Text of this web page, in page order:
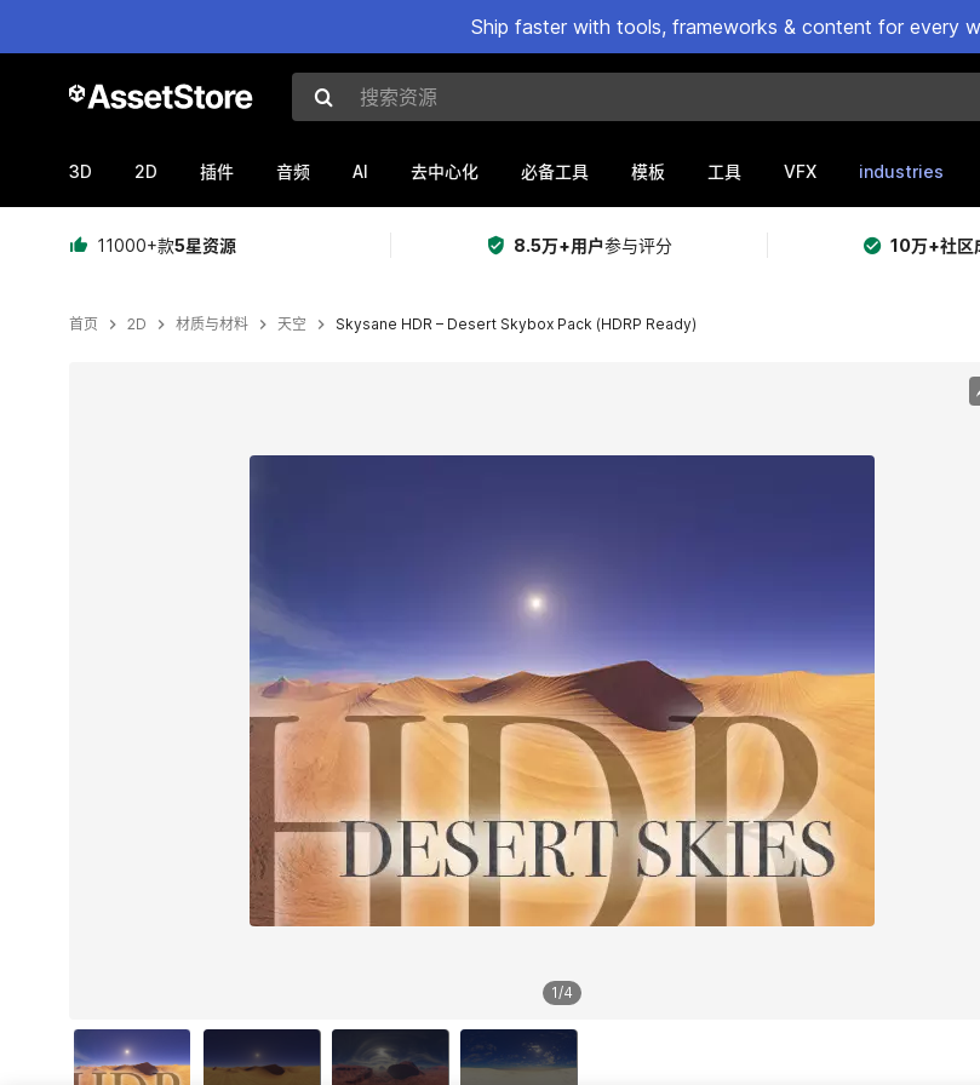
Ship faster with tools, frameworks & content for every
搜索资源
3D 2D 插件 音频 AI 去中心化 必备工具 模板 工具 VFX industries
11000+款5星资源 8.5万+用户参与评分 10万+社区
首页 2D 材质与材料 天空 Skysane HDR – Desert Skybox Pack (HDRP Ready)
1/4